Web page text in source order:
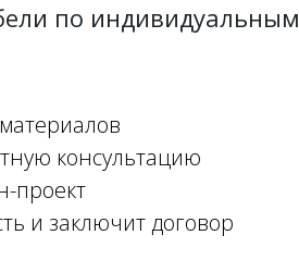
по индивидуальным
консультацию
проект
и заключит договор